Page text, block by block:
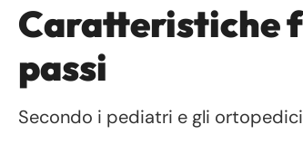
Caratteristiche
passi
Secondo i pediatri e gli